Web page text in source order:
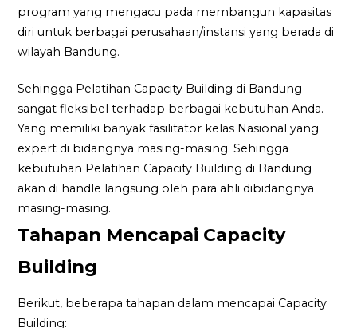
program yang mengacu pada membangun kapasitas
diri untuk berbagai perusahaan/instansi yang berada di
wilayah Bandung.
Sehingga Pelatihan Capacity Building di Bandung
sangat fleksibel terhadap berbagai kebutuhan Anda.
Yang memiliki banyak fasilitator kelas Nasional yang
expert di bidangnya masing-masing. Sehingga
kebutuhan Pelatihan Capacity Building di Bandung
akan di handle langsung oleh para ahli dibidangnya
masing-masing.
Tahapan Mencapai Capacity
Building
Berikut, beberapa tahapan dalam mencapai Capacity
Building: